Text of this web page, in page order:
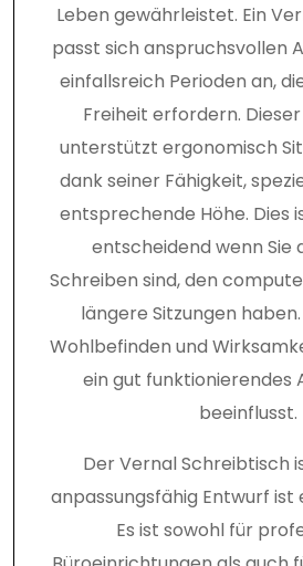
Leben gewährleistet. Ein
passt sich anspruchsvollen
einfallsreich Perioden an,
Freiheit erfordern.
unterstützt ergonomisch
dank seiner Fähigkeit,
entsprechende Höhe. Dies
entscheidend wenn Sie
Schreiben sind, den
längere Sitzungen
Wohlbefinden und
ein gut funktionierendes
beeinflusst.
Der Vernal Schreibtisch
anpassungsfähig Entwurf ist
Es ist sowohl für